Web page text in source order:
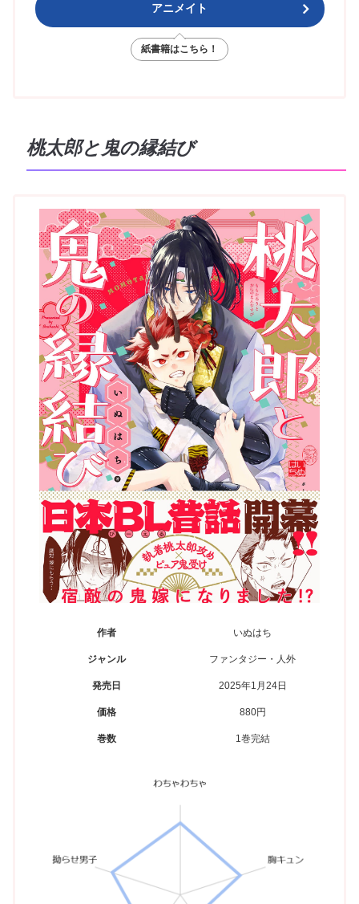
アニメイト
紙書籍はこちら！
桃太郎と鬼の縁結び
作者 いぬはち
ジャンル ファンタジー・人外
発売日 2025年1月24日
価格 880円
巻数 1巻完結